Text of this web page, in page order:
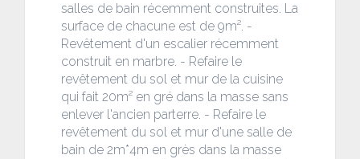
salles de bain récemment construites. La
surface de chacune est de 9m². -
Revêtement d'un escalier récemment
construit en marbre. - Refaire le
revêtement du sol et mur de la cuisine
qui fait 20m² en gré dans la masse sans
enlever l'ancien parterre. - Refaire le
revêtement du sol et mur d'une salle de
bain de 2m*4m en grès dans la masse